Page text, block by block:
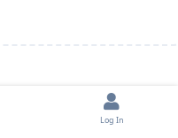
Log In